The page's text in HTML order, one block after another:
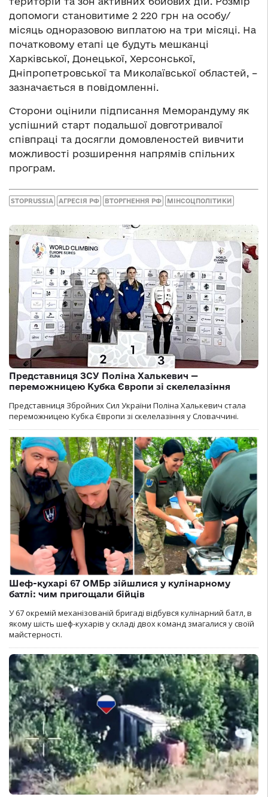
допомоги становитиме 2 220 грн на особу/
місяць одноразовою виплатою на три місяці. На
початковому етапі це будуть мешканці
Харківської, Донецької, Херсонської,
Дніпропетровської та Миколаївської областей, –
зазначається в повідомленні.
Сторони оцінили підписання Меморандуму як
успішний старт подальшої довготривалої
співпраці та досягли домовленостей вивчити
можливості розширення напрямів спільних
програм.
STOPRUSSIA АГРЕСІЯ РФ ВТОРГНЕННЯ РФ МІНСОЦПОЛІТИКИ
Представниця ЗСУ Поліна Халькевич —
переможницею Кубка Європи зі скелелазіння
Представниця Збройних Сил України Поліна Халькевич стала
переможницею Кубка Європи зі скелелазіння у Словаччині.
Шеф-кухарі 67 ОМБр зійшлися у кулінарному
батлі: чим пригощали бійців
У 67 окремій механізованій бригаді відбувся кулінарний батл, в
якому шість шеф-кухарів у складі двох команд змагалися у своїй
майстерності.